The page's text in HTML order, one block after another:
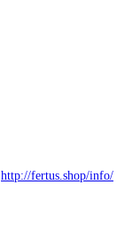
http://fertus.shop/info/